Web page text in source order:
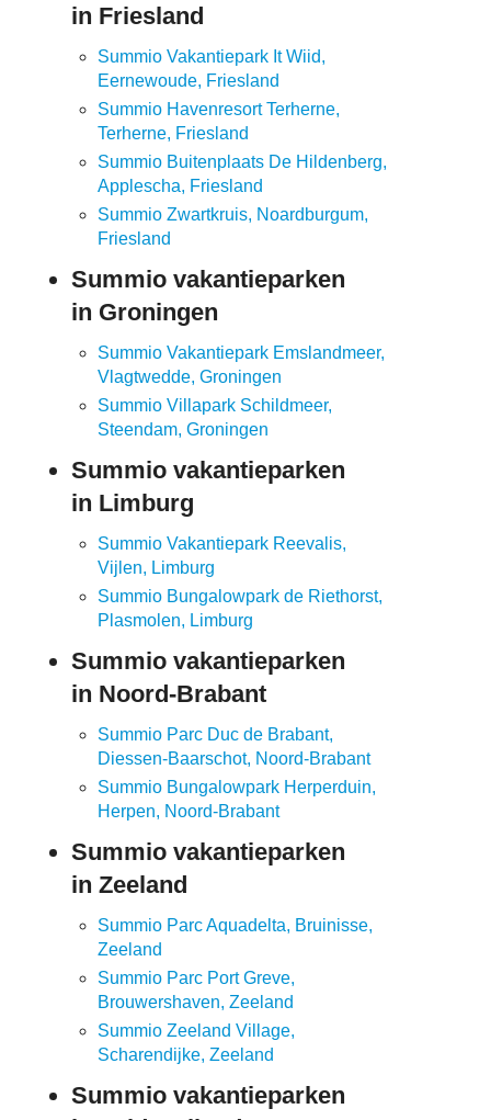
in Friesland
Summio Vakantiepark It Wiid,
Eernewoude, Friesland
Summio Havenresort Terherne,
Terherne, Friesland
Summio Buitenplaats De Hildenberg,
Applescha, Friesland
Summio Zwartkruis, Noardburgum,
Friesland
Summio vakantieparken
in Groningen
Summio Vakantiepark Emslandmeer,
Vlagtwedde, Groningen
Summio Villapark Schildmeer,
Steendam, Groningen
Summio vakantieparken
in Limburg
Summio Vakantiepark Reevalis,
Vijlen, Limburg
Summio Bungalowpark de Riethorst,
Plasmolen, Limburg
Summio vakantieparken
in Noord-Brabant
Summio Parc Duc de Brabant,
Diessen-Baarschot, Noord-Brabant
Summio Bungalowpark Herperduin,
Herpen, Noord-Brabant
Summio vakantieparken
in Zeeland
Summio Parc Aquadelta, Bruinisse,
Zeeland
Summio Parc Port Greve,
Brouwershaven, Zeeland
Summio Zeeland Village,
Scharendijke, Zeeland
Summio vakantieparken